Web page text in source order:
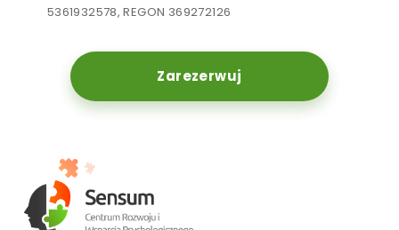
5361932578, REGON 369272126
Zarezerwuj